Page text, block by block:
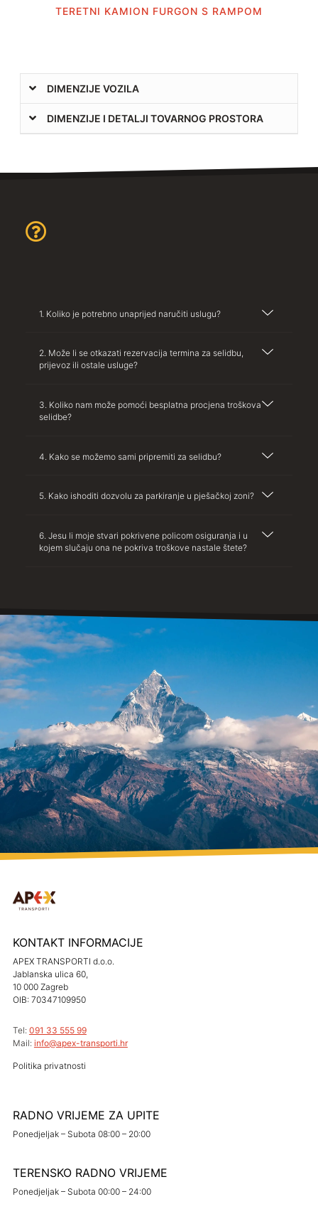
TERETNI KAMION FURGON S RAMPOM
DIMENZIJE VOZILA
DIMENZIJE I DETALJI TOVARNOG PROSTORA
1. Koliko je potrebno unaprijed naručiti uslugu?
2. Može li se otkazati rezervacija termina za selidbu,
prijevoz ili ostale usluge?
3. Koliko nam može pomoći besplatna procjena troškova
selidbe?
4. Kako se možemo sami pripremiti za selidbu?
5. Kako ishoditi dozvolu za parkiranje u pješačkoj zoni?
6. Jesu li moje stvari pokrivene policom osiguranja i u
kojem slučaju ona ne pokriva troškove nastale štete?
KONTAKT INFORMACIJE
APEX TRANSPORTI d.o.o.
Jablanska ulica 60,
10 000 Zagreb
OIB: 70347109950
Tel: 091 33 555 99
Mail: info@apex-transporti.hr
Politika privatnosti
RADNO VRIJEME ZA UPITE
Ponedjeljak – Subota 08:00 – 20:00
TERENSKO RADNO VRIJEME
Ponedjeljak – Subota 00:00 – 24:00